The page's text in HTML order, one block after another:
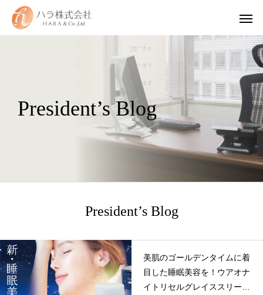
WUAO
ハラグループオリジナルブランド
驚きや喜びの声、それを耳にした私たちの感動を
「ウアオ！」という感嘆の言葉に込めてネーミングしました。
President’s Blog
President’s Blog
美肌のゴールデンタイムに着
目した睡眠美容を！ウアオナ
イトリセルグレイススリーピ